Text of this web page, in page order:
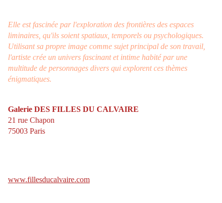
Elle est fascinée par l'exploration des frontières des espaces
liminaires, qu'ils soient spatiaux, temporels ou psychologiques.
Utilisant sa propre image comme sujet principal de son travail,
l'artiste crée un univers fascinant et intime habité par une
multitude de personnages divers qui explorent ces thèmes
énigmatiques.
Galerie DES FILLES DU CALVAIRE
21 rue Chapon
75003 Paris
www.fillesducalvaire.com